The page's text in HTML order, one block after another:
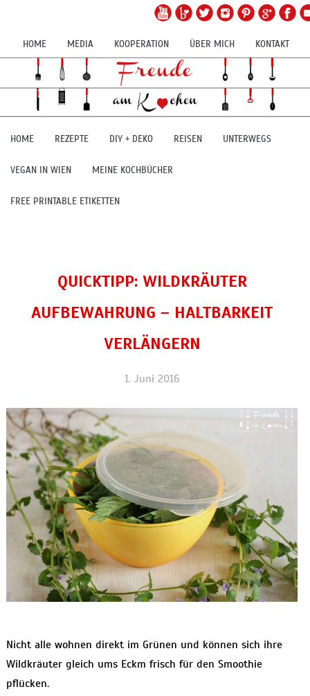
HOME MEDIA KOOPERATION ÜBER MICH KONTAKT
HOME REZEPTE DIY + DEKO REISEN UNTERWEGS
VEGAN IN WIEN MEINE KOCHBÜCHER
FREE PRINTABLE ETIKETTEN
QUICKTIPP: WILDKRÄUTER
AUFBEWAHRUNG – HALTBARKEIT
VERLÄNGERN
1. Juni 2016
Nicht alle wohnen direkt im Grünen und können sich ihre
Wildkräuter gleich ums Eckm frisch für den Smoothie
pflücken.